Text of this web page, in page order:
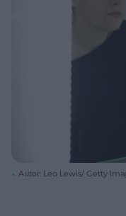
Autor: Leo Lewis/ Getty